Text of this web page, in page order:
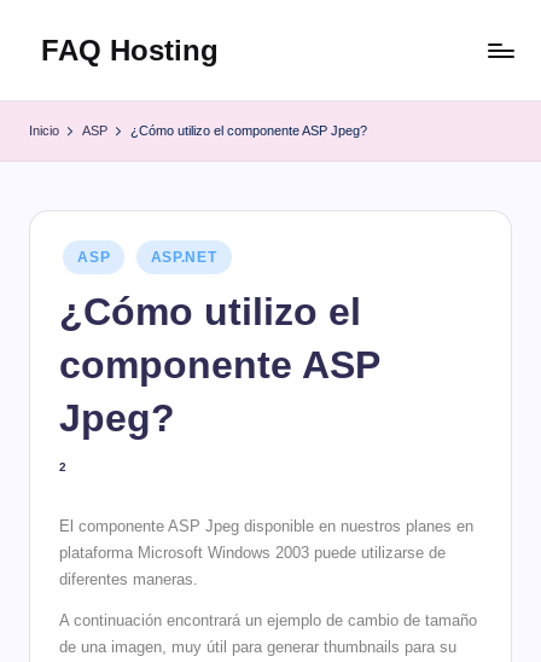
FAQ Hosting
Inicio ASP ¿Cómo utilizo el componente ASP Jpeg?
Publicado
en
ASP ASP.NET
¿Cómo utilizo el
componente ASP
Jpeg?
2
El componente ASP Jpeg disponible en nuestros planes en
plataforma Microsoft Windows 2003 puede utilizarse de
diferentes maneras.
A continuación encontrará un ejemplo de cambio de tamaño
de una imagen, muy útil para generar thumbnails para su